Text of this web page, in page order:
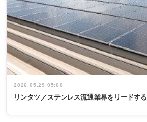
2026.05.29 05:00
リンタツ／ステンレス流通業界をリードする